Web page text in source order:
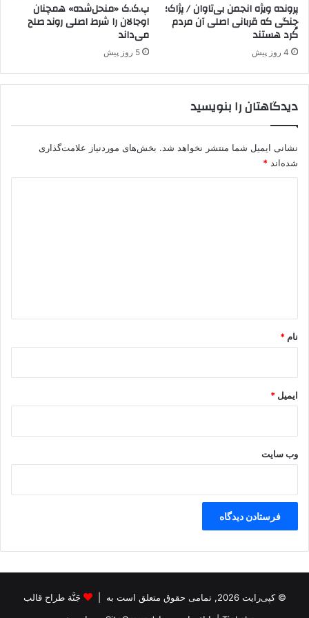
.
ک
.
ک
پرونده ویژه انجمن بی‌تاوان / پژاک؛
جنگی که قربانی اصلی آن مردم
کُرد هستند
4 روز پیش
پ.ک.ک «منحل‌شده» همچنان
اوجالان را شرط اصلی روند صلح
می‌داند
5 روز پیش
دیدگاهتان را بنویسید
نشانی ایمیل شما منتشر نخواهد شد. بخش‌های موردنیاز علامت‌گذاری
شده‌اند *
نام *
ایمیل *
وب‌ سایت
© کپی‌رایت 2026, تمامی حقوق متعلق است به |
جَنَّة طراح قالب